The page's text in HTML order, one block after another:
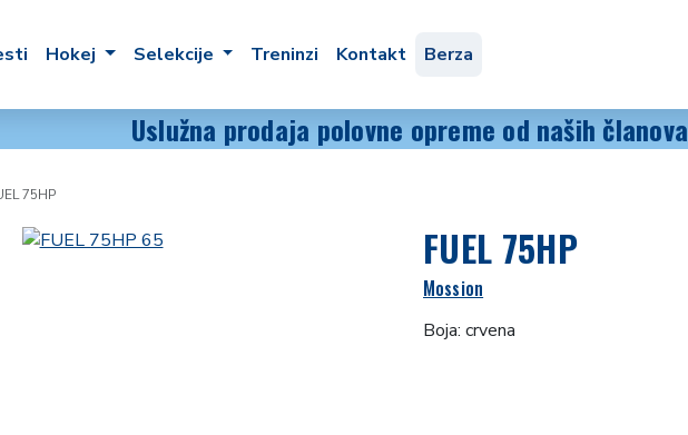
Hokej Selekcije Treninzi Kontakt Berza
Uslužna prodaja polovne opreme od naših članova
75HP
FUEL 75HP
Mossion
Boja: crvena